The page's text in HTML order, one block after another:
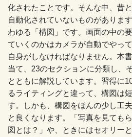
化されたことです。そんな中、昔
自動化されていないものがありま
わゆる「構図」です。画面の中の
ていくのかはカメラが自動でやっ
自身がしなければなりません。本
当て、23のセクションに分類し、
とともに解説しています。習得に
るライティングと違って、構図は
す。しかも、構図をほんの少し工
と良くなります。「写真を見ても
図とは？」や、ときにはセオリー